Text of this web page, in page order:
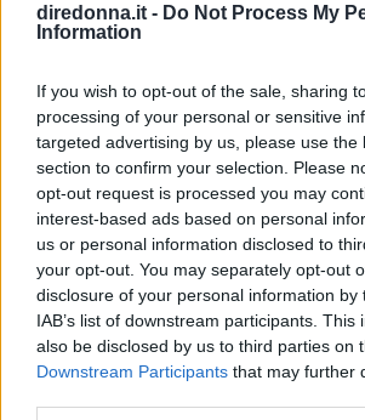
diredonna.it - Do Not Process My
Information
If you wish to opt-out of the sale, sharing
processing of your personal or sensitive
targeted advertising by us, please use the
section to confirm your selection. Please
opt-out request is processed you may
interest-based ads based on personal
us or personal information disclosed to
your opt-out. You may separately opt-out
disclosure of your personal information by
IAB’s list of downstream participants. This
also be disclosed by us to third parties on
Downstream Participants that may further
Articolia tema